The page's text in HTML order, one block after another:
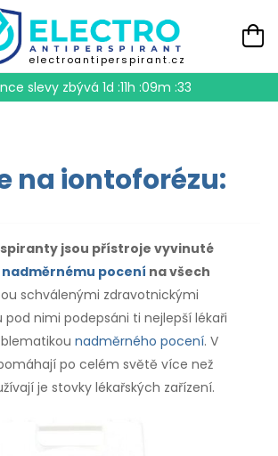
electroantiperspirant.cz
slevy zbývá 1d :11h :09m :32
na iontoforézu:
jsou přístroje vyvinuté
nadměrnému pocení na všech
schválenými zdravotnickými
pod nimi podepsáni ti nejlepší lékaři
nadměrného pocení. V
po celém světě více než
je stovky lékařských zařízení.